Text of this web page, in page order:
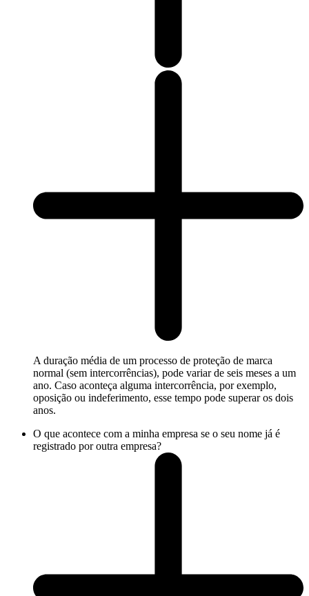
A duração média de um processo de proteção de marca
normal (sem intercorrências), pode variar de seis meses a um
ano. Caso aconteça alguma intercorrência, por exemplo,
oposição ou indeferimento, esse tempo pode superar os dois
anos.
O que acontece com a minha empresa se o seu nome já é
registrado por outra empresa?